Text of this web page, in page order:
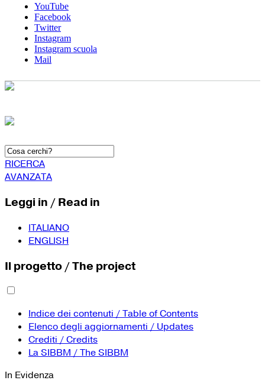
YouTube
Facebook
Twitter
Instagram
Instagram scuola
Mail
RICERCA
AVANZATA
Leggi in / Read in
ITALIANO
ENGLISH
Il progetto / The project
Indice dei contenuti / Table of Contents
Elenco degli aggiornamenti / Updates
Crediti / Credits
La SIBBM / The SIBBM
In Evidenza